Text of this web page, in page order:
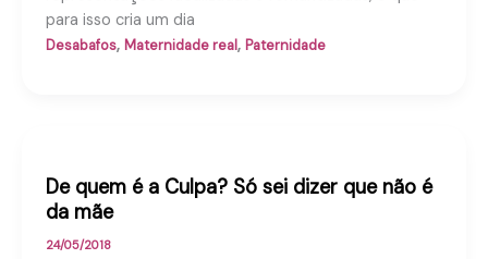
para isso cria um dia
Desabafos, Maternidade real, Paternidade
De quem é a Culpa? Só sei dizer que não é
da mãe
24/05/2018